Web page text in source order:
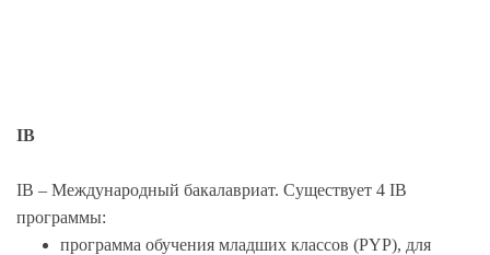
IB
IB – Международный бакалавриат. Существует 4 IB
программы:
программа обучения младших классов (PYP), для